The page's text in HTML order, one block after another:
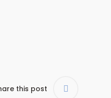
this post